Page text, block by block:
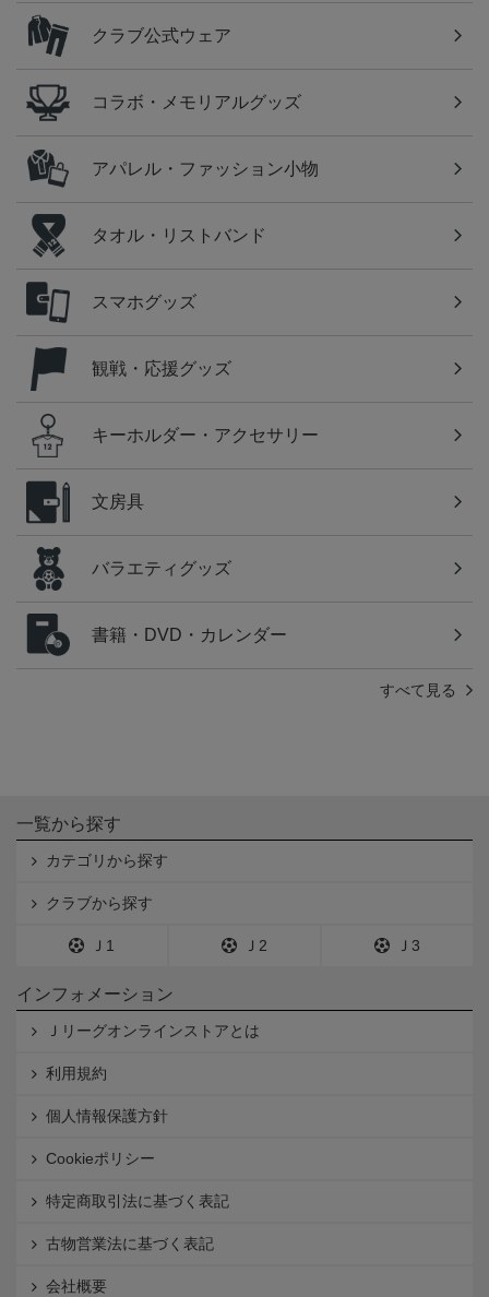
クラブ公式ウェア
コラボ・メモリアルグッズ
アパレル・ファッション小物
タオル・リストバンド
スマホグッズ
観戦・応援グッズ
キーホルダー・アクセサリー
文房具
バラエティグッズ
書籍・DVD・カレンダー
すべて見る
一覧から探す
カテゴリから探す
クラブから探す
Ｊ1 Ｊ2 Ｊ3
インフォメーション
Ｊリーグオンラインストアとは
利用規約
個人情報保護方針
Cookieポリシー
特定商取引法に基づく表記
古物営業法に基づく表記
会社概要